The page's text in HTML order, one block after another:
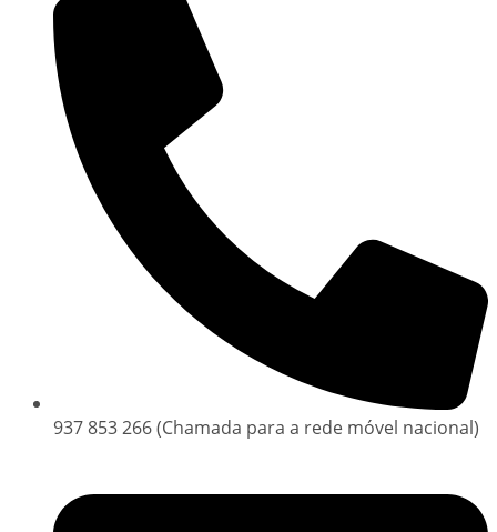
937 853 266 (Chamada para a rede móvel nacional)